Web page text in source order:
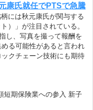
康氏就任でPTSで急騰
には秋元康氏が関与する
）」が注目されている。
し、写真を撮って報酬を
る可能性があると言われ
クチェーン技術にも期待
短期保険業への参入 新子